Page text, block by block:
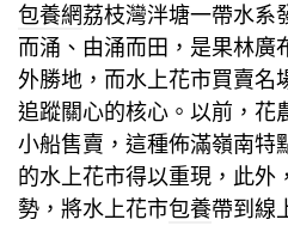
包養網荔枝灣泮塘一帶水系
而涌、由涌而田，是果林廣
外勝地，而水上花市買賣名
追蹤關心的核心。以前，花
小船售賣，這種佈滿嶺南特
的水上花市得以重現，此外
勢，將水上花市包養帶到線